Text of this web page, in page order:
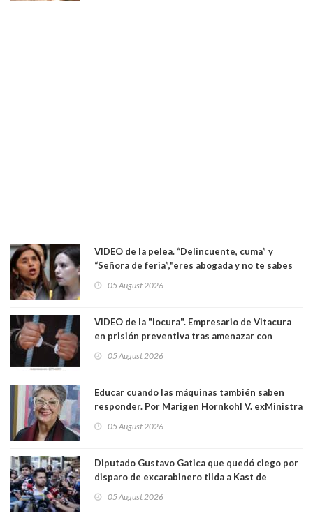
VIDEO de la pelea. “Delincuente, cuma” y
“Señora de feria”,"eres abogada y no te sabes
senadoras Camila Flores y Fabiola Campillai en
05 August 2026
VIDEO de la "locura". Empresario de Vitacura
en prisión preventiva tras amenazar con
Los persiguió en potente camioneta
05 August 2026
Educar cuando las máquinas también saben
responder. Por Marigen Hornkohl V. exMinistra
05 August 2026
Diputado Gustavo Gatica que quedó ciego por
disparo de excarabinero tilda a Kast de
absolución del exuniformado. Presidente DC
05 August 2026